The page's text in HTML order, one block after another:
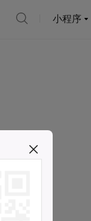
小程序